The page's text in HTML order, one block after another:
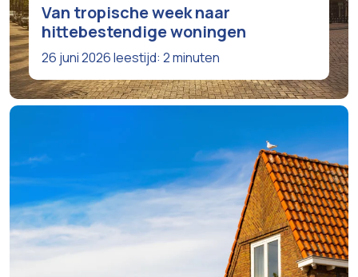
Van tropische week naar
hittebestendige woningen
26 juni 2026leestijd: 2 minuten